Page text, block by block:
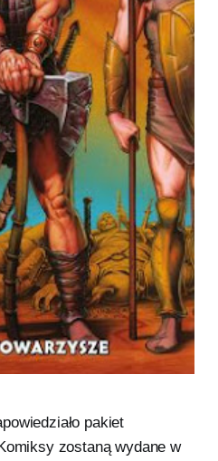
pakiet
zostaną wydane w